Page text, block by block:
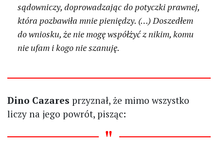
sądowniczy, doprowadzając do potyczki prawnej,
która pozbawiła mnie pieniędzy. (…) Doszedłem
do wniosku, że nie mogę współżyć z nikim, komu
nie ufam i kogo nie szanuję.
Dino Cazares przyznał, że mimo wszystko
liczy na jego powrót, pisząc: